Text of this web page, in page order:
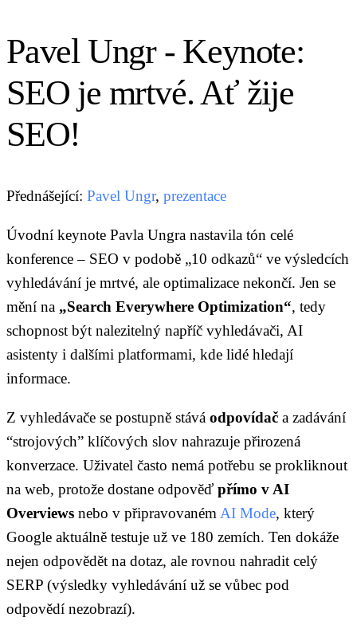
Pavel Ungr - Keynote:
SEO je mrtvé. Ať žije
SEO!
Přednášející: Pavel Ungr, prezentace
Úvodní keynote Pavla Ungra nastavila tón celé
konference – SEO v podobě „10 odkazů“ ve výsledcích
vyhledávání je mrtvé, ale optimalizace nekončí. Jen se
mění na „Search Everywhere Optimization“, tedy
schopnost být nalezitelný napříč vyhledávači, AI
asistenty i dalšími platformami, kde lidé hledají
informace.
Z vyhledávače se postupně stává odpovídač a zadávání
“strojových” klíčových slov nahrazuje přirozená
konverzace. Uživatel často nemá potřebu se prokliknout
na web, protože dostane odpověď přímo v AI
Overviews nebo v připravovanémAI Mode, který
Google aktuálně testuje už ve 180 zemích. Ten dokáže
nejen odpovědět na dotaz, ale rovnou nahradit celý
SERP (výsledky vyhledávání už se vůbec pod
odpovědí nezobrazí).